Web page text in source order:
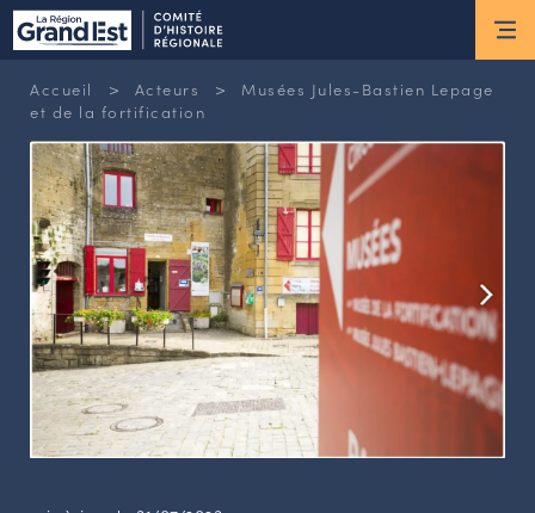
ESPACE MEMBRE
Actus
ACTUALITÉS DU MOMENT
RETOUR SUR LES DERNIÈRES
NEWSLETTERS
INSCRIPTION À LA NEWSLETTER
Nous connaître
LES MISSIONS DU CHR
L’ÉQUIPE DU CHR
Accueil > Acteurs >
Musées Jules-Bastien Lepage
et de la fortification